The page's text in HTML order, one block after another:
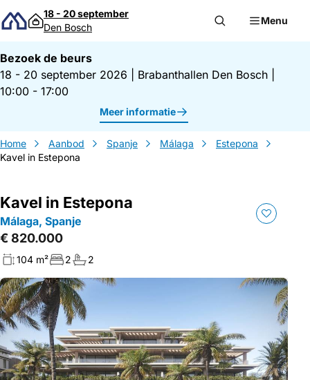
Direct naar inhoud
18 - 20 september
Den Bosch
Menu
Bezoek de beurs
18 - 20 september 2026
Brabanthallen Den Bosch
10:00 - 17:00
Meer informatie
Home Aanbod Spanje Málaga
Estepona
Kavel in Estepona
Kavel in Estepona
Málaga, Spanje
€ 820.000
104 m² 2 2